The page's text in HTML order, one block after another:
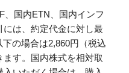
、国内ETN、国内インフ
は、約定代金に対し最
の場合は2,860円（税込
す。国内株式を相対取